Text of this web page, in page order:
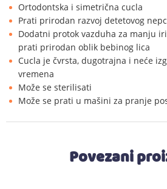
Ortodontska i simetrična cucla
Prati prirodan razvoj detetovog
Dodatni protok vazduha za manju
prati prirodan oblik bebinog lica
Cucla je čvrsta, dugotrajna i neće
vremena
Može se sterilisati
Može se prati u mašini za pranje
Povezani